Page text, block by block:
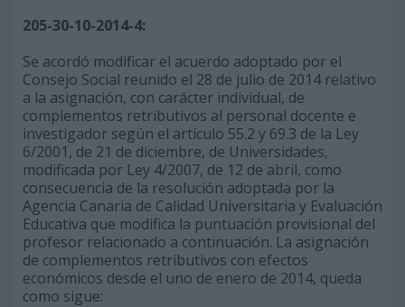
205-30-10-2014-4:
Se acordó modificar el acuerdo adoptado por el
Consejo Social reunido el 28 de julio de 2014 relativo
a la asignación, con carácter individual, de
complementos retributivos al personal docente e
investigador según el artículo 55.2 y 69.3 de la Ley
6/2001, de 21 de diciembre, de Universidades,
modificada por Ley 4/2007, de 12 de abril, como
consecuencia de la resolución adoptada por la
Agencia Canaria de Calidad Universitaria y Evaluación
Educativa que modifica la puntuación provisional del
profesor relacionado a continuación. La asignación
de complementos retributivos con efectos
económicos desde el uno de enero de 2014, queda
como sigue: